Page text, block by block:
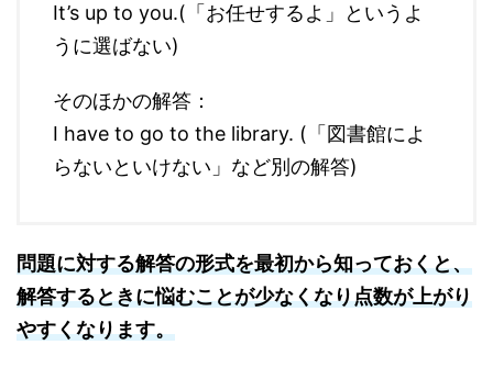
It’s up to you.(「お任せするよ」というよ
うに選ばない)
そのほかの解答：
I have to go to the library. (「図書館によ
らないといけない」など別の解答)
問題に対する解答の形式を最初から知っておくと、
解答するときに悩むことが少なくなり点数が上がり
やすくなります。